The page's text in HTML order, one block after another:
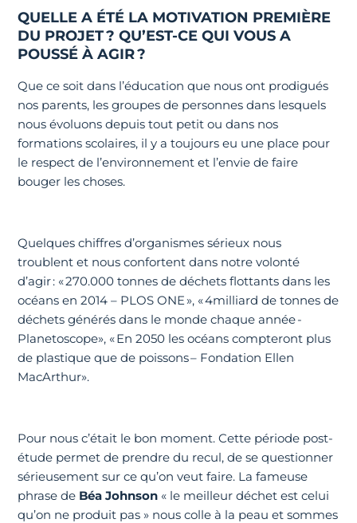
QUELLE A ÉTÉ LA MOTIVATION PREMIÈRE
DU PROJET ? QU’EST-CE QUI VOUS A
POUSSÉ À AGIR ?
Que ce soit dans l’éducation que nous ont prodigués
nos parents, les groupes de personnes dans lesquels
nous évoluons depuis tout petit ou dans nos
formations scolaires, il y a toujours eu une place pour
le respect de l’environnement et l’envie de faire
bouger les choses.
Quelques chiffres d’organismes sérieux nous
troublent et nous confortent dans notre volonté
d’agir : « 270.000 tonnes de déchets flottants dans les
océans en 2014 – PLOS ONE », « 4milliard de tonnes de
déchets générés dans le monde chaque année -
Planetoscope», « En 2050 les océans compteront plus
de plastique que de poissons – Fondation Ellen
MacArthur».
Pour nous c’était le bon moment. Cette période post-
étude permet de prendre du recul, de se questionner
sérieusement sur ce qu’on veut faire. La fameuse
phrase de Béa Johnson « le meilleur déchet est celui
qu’on ne produit pas » nous colle à la peau et sommes